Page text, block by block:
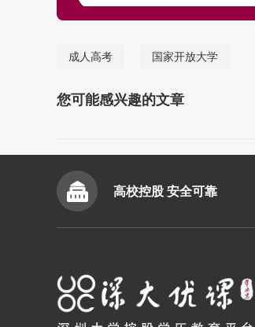
成人高考 国家开放大学
您可能感兴趣的文章
高校控股 安全可靠